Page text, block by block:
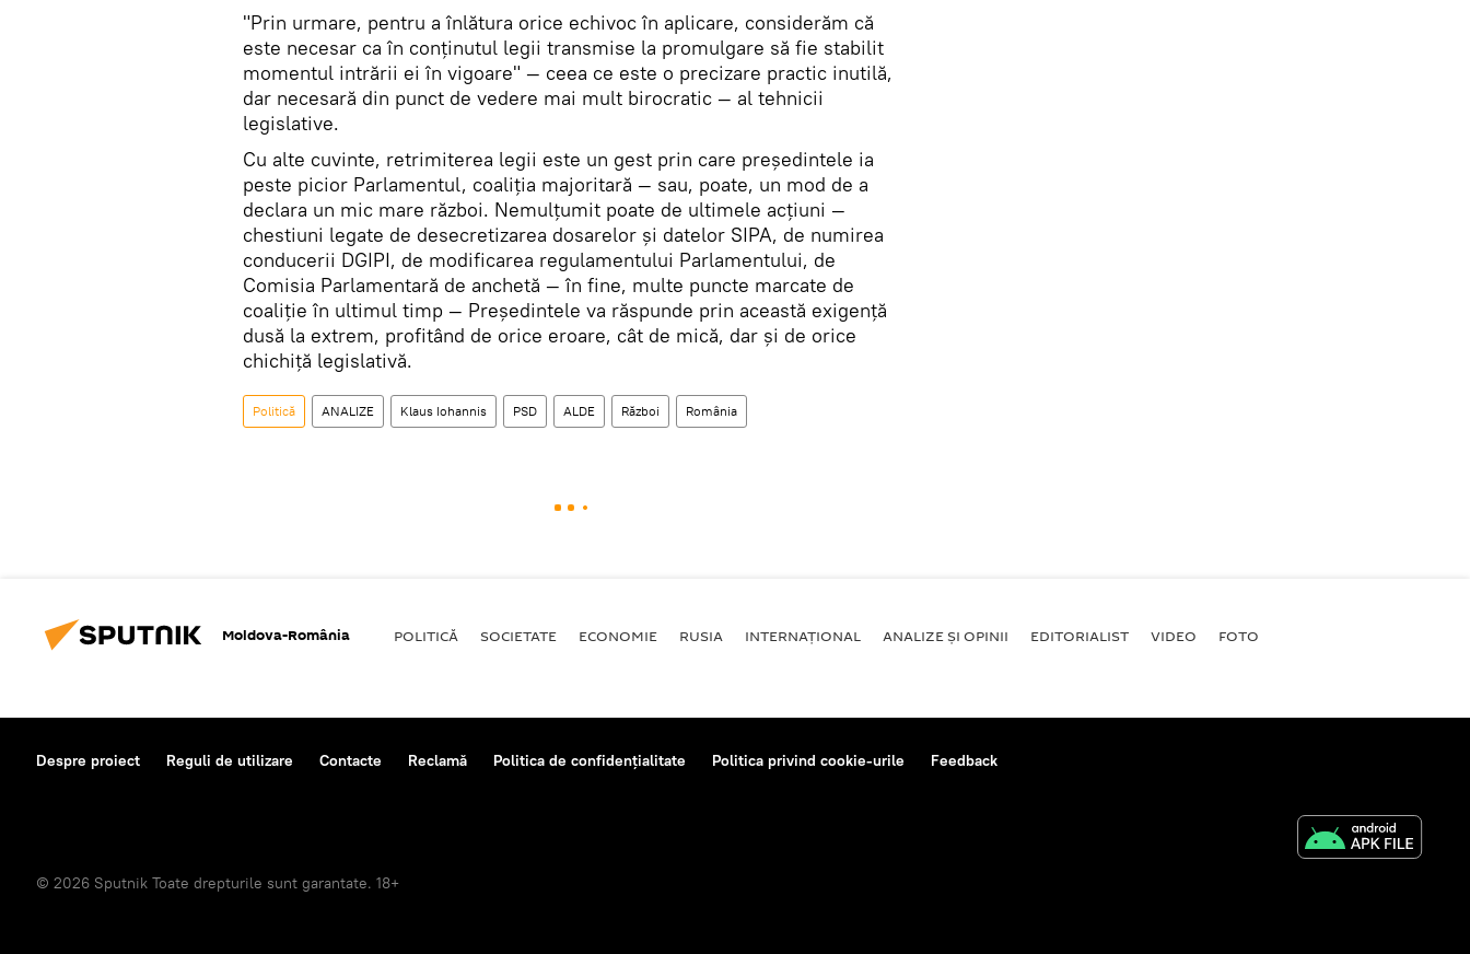
"Prin urmare, pentru a înlătura orice echivoc în aplicare, considerăm că
este necesar ca în conținutul legii transmise la promulgare să fie stabilit
momentul intrării ei în vigoare" — ceea ce este o precizare practic inutilă,
dar necesară din punct de vedere mai mult birocratic — al tehnicii
legislative.
Cu alte cuvinte, retrimiterea legii este un gest prin care președintele ia
peste picior Parlamentul, coaliția majoritară — sau, poate, un mod de a
declara un mic mare război. Nemulțumit poate de ultimele acțiuni —
chestiuni legate de desecretizarea dosarelor și datelor SIPA, de numirea
conducerii DGIPI, de modificarea regulamentului Parlamentului, de
Comisia Parlamentară de anchetă — în fine, multe puncte marcate de
coaliție în ultimul timp — Președintele va răspunde prin această exigență
dusă la extrem, profitând de orice eroare, cât de mică, dar și de orice
chichiță legislativă.
Politică ANALIZE Klaus Iohannis PSD ALDE Război România
Moldova-România POLITICĂ SOCIETATE ECONOMIE RUSIA INTERNAŢIONAL ANALIZE ȘI OPINII EDITORIALIST VIDEO FOTO
Despre proiect Reguli de utilizare Contacte Reclamă Politica de confidențialitate Politica privind cookie-urile Feedback
© 2026 Sputnik Toate drepturile sunt garantate. 18+